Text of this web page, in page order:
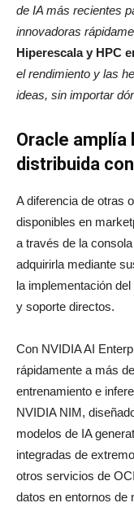
de IA más recientes
innovadoras
Hiperescala y HPC
el rendimiento y las
ideas, sin importar
Oracle amplía
distribuida
A diferencia de otras
disponibles en
a través de la
adquirirla mediante
la implementación
y soporte directos.
Con NVIDIA AI
rápidamente a más
entrenamiento e
NVIDIA NIM,
modelos de IA
integradas de
otros servicios de
datos en entornos de